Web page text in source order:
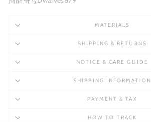
MATERIALS
SHIPPING & RETURNS
NOTICE & CARE GUIDE
SHIPPING INFORMATION
PAYMENT & TAX
HOW TO TRACK